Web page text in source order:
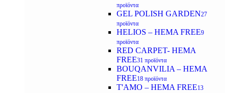
προϊόντα
GEL POLISH GARDEN27
προϊόντα
HELIOS – HEMA FREE9
προϊόντα
RED CARPET- HEMA
FREE31 προϊόντα
BOUQANVILIA – HEMA
FREE18 προϊόντα
T'AMO – HEMA FREE13